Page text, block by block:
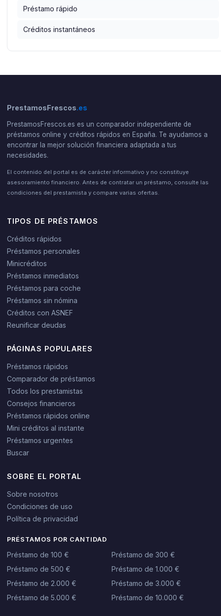
Préstamo rápido
Créditos instantáneos
PrestamosFrescos.es
PrestamosFrescos.es es un comparador independiente de
préstamos online y créditos rápidos en España. Te ayudamos a
encontrar la mejor solución financiera adaptada a tus
necesidades.
El contenido del portal es de carácter informativo y no constituye
asesoramiento financiero. Antes de contratar un préstamo, consulte las
condiciones del prestamista y compare varias ofertas.
TIPOS DE PRÉSTAMOS
Créditos rápidos
Préstamos personales
Minicréditos
Préstamos inmediatos
Préstamos para coche
Préstamos sin nómina
Créditos con ASNEF
Reunificar deudas
PÁGINAS POPULARES
Préstamos rápidos
Comparador de préstamos
Todos los prestamistas
Consejos financieros
Préstamos rápidos online
Mini créditos al instante
Préstamos urgentes
Buscar
SOBRE EL PORTAL
Sobre nosotros
Condiciones de uso
Política de privacidad
PRÉSTAMOS POR CANTIDAD
Préstamo de 100 €
Préstamo de 300 €
Préstamo de 500 €
Préstamo de 1.000 €
Préstamo de 2.000 €
Préstamo de 3.000 €
Préstamo de 5.000 €
Préstamo de 10.000 €